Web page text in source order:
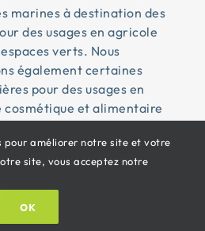
marines à destination des
des usages en agricole
verts. Nous
également certaines
pour des usages en
et alimentaire
Ar Bed ® | Tous droits
légales
Oricom®
pour améliorer notre site et votre
site, vous acceptez notre
OK